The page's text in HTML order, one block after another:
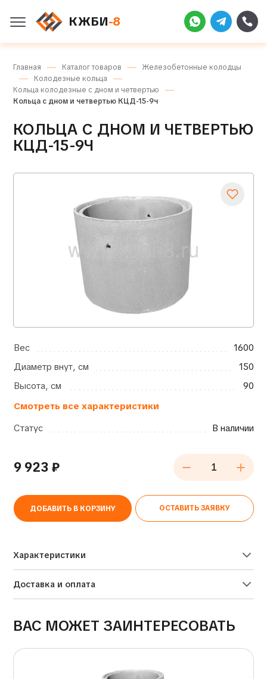
КЖБИ-8
Главная Каталог товаров
Железобетонные колодцы
Колодезные кольца
Кольца колодезные с дном и четвертью
Кольца с дном и четвертью КЦД-15-9ч
КОЛЬЦА С ДНОМ И ЧЕТВЕРТЬЮ
КЦД-15-9Ч
Вес
1600
Диаметр внут, см
150
Высота, см
90
Смотреть все характеристики
Статус
В наличии
9 923 ₽
ДОБАВИТЬ В КОРЗИНУ ОСТАВИТЬ ЗАЯВКУ
Характеристики
Доставка и оплата
ВАС МОЖЕТ ЗАИНТЕРЕСОВАТЬ